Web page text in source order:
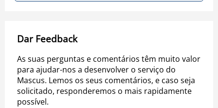
Dar Feedback
As suas perguntas e comentários têm muito valor
para ajudar-nos a desenvolver o serviço do
Mascus. Lemos os seus comentários, e caso seja
solicitado, responderemos o mais rapidamente
possível.